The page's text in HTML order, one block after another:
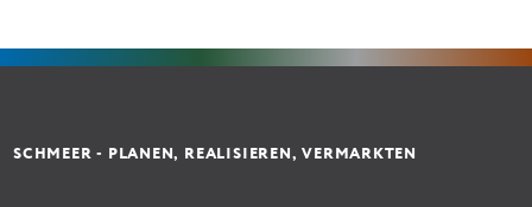
Sanierung in Einzelmaßnahmen […]
SCHMEER - PLANEN, REALISIEREN, VERMARKTEN